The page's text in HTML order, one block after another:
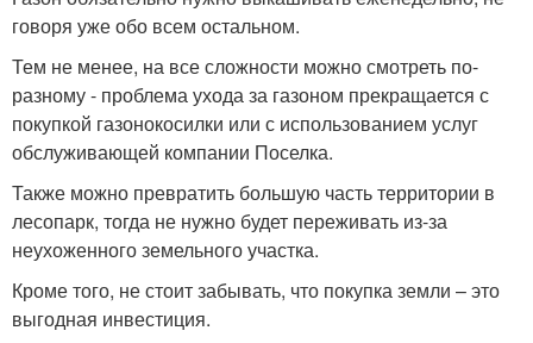
говоря уже обо всем остальном.
Тем не менее, на все сложности можно смотреть по-
разному - проблема ухода за газоном прекращается с
покупкой газонокосилки или с использованием услуг
обслуживающей компании Поселка.
Также можно превратить большую часть территории в
лесопарк, тогда не нужно будет переживать из-за
неухоженного земельного участка.
Кроме того, не стоит забывать, что покупка земли – это
выгодная инвестиция.